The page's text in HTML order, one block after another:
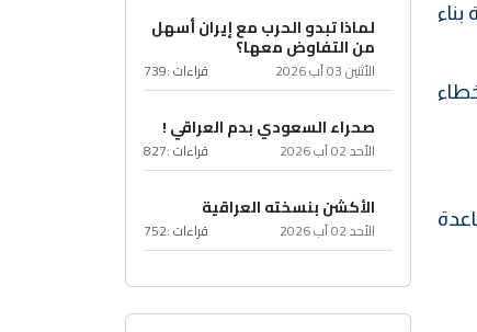
لماذا تبدو الحرب مع إيران أسهل
من التفاوض معها؟
الأثنين 03 آب 2026 قراءات :739
صحراء السعودي بدم العراقي !
الأحد 02 آب 2026 قراءات :827
الأكشن بنسخته العراقية
الأحد 02 آب 2026 قراءات :752